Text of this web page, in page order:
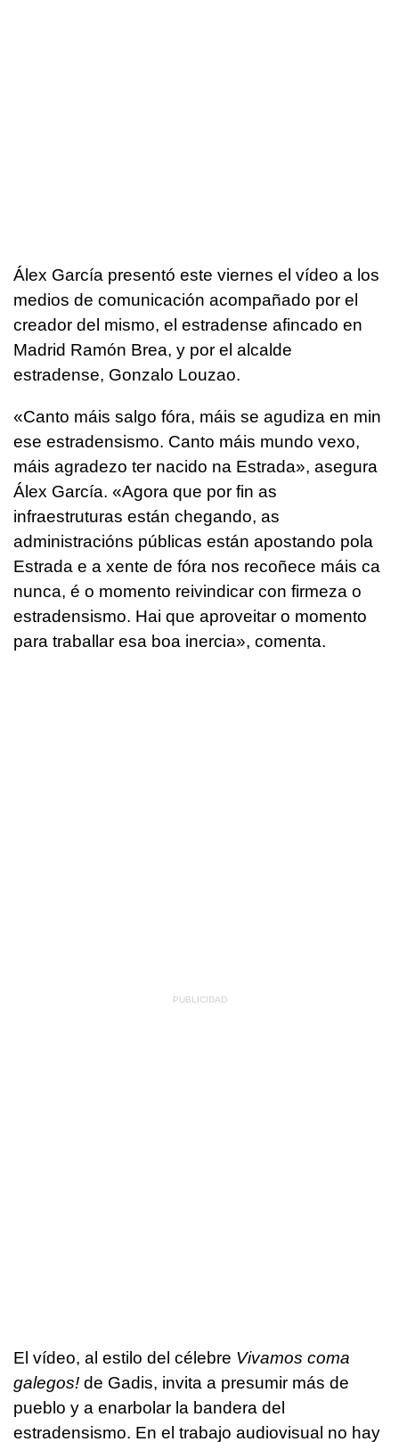
Álex García presentó este viernes el vídeo a los
medios de comunicación acompañado por el
creador del mismo, el estradense afincado en
Madrid Ramón Brea, y por el alcalde
estradense, Gonzalo Louzao.
«Canto máis salgo fóra, máis se agudiza en min
ese estradensismo. Canto máis mundo vexo,
máis agradezo ter nacido na Estrada», asegura
Álex García. «Agora que por fin as
infraestruturas están chegando, as
administracións públicas están apostando pola
Estrada e a xente de fóra nos recoñece máis ca
nunca, é o momento reivindicar con firmeza o
estradensismo. Hai que aproveitar o momento
para traballar esa boa inercia», comenta.
El vídeo, al estilo del célebre Vivamos coma
galegos! de Gadis, invita a presumir más de
pueblo y a enarbolar la bandera del
estradensismo. En el trabajo audiovisual no hay